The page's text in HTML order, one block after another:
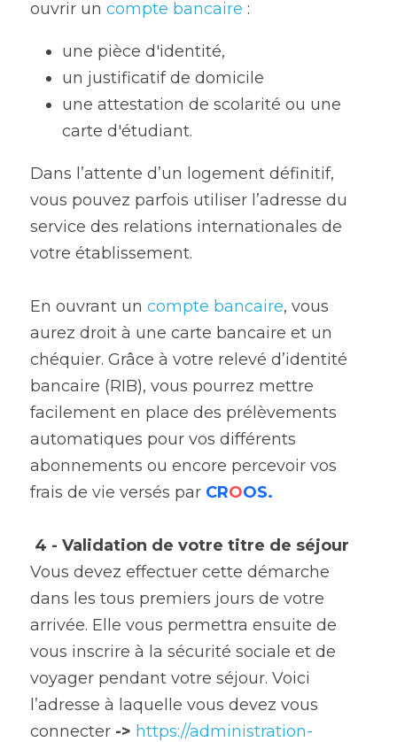
ouvrir un compte bancaire :
une pièce d'identité,
un justificatif de domicile
une attestation de scolarité ou une
carte d'étudiant.
Dans l’attente d’un logement définitif,
vous pouvez parfois utiliser l’adresse du
service des relations internationales de
votre établissement.
En ouvrant un compte bancaire, vous
aurez droit à une carte bancaire et un
chéquier. Grâce à votre relevé d’identité
bancaire (RIB), vous pourrez mettre
facilement en place des prélèvements
automatiques pour vos différents
abonnements ou encore percevoir vos
frais de vie versés par CROOS.
4 - Validation de votre titre de séjour
Vous devez effectuer cette démarche
dans les tous premiers jours de votre
arrivée. Elle vous permettra ensuite de
vous inscrire à la sécurité sociale et de
voyager pendant votre séjour. Voici
l’adresse à laquelle vous devez vous
connecter -> https://administration-